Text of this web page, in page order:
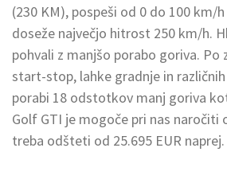
(230 KM), pospeši od 0 do 100 km/
doseže največjo hitrost 250 km/h.
pohvali z manjšo porabo goriva. Po
start-stop, lahke gradnje in
porabi 18 odstotkov manj goriva
Golf GTI je mogoče pri nas naročiti
treba odšteti od 25.695 EUR naprej.